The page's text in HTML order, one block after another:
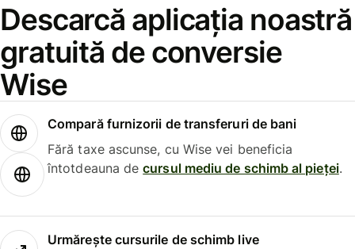
Descarcă aplicația noastră
gratuită de conversie
Wise
Compară furnizorii de transferuri de bani
Fără taxe ascunse, cu Wise vei beneficia
întotdeauna decursul mediu de schimb al pieței.
Urmărește cursurile de schimb live